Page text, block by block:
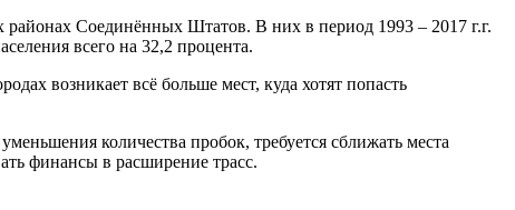
Соединённых Штатов. В них в период 1993 – 2017 г.г.
всего на 32,2 процента.
возникает всё больше мест, куда хотят попасть
количества пробок, требуется сближать места
финансы в расширение трасс.